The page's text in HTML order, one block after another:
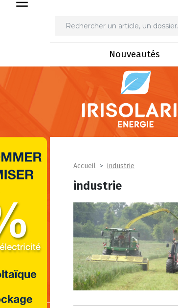
Nouveautés
Accueil industrie
industrie